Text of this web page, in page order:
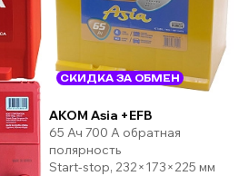
СКИДКА ЗА ОБМЕН
AKOM Asia +EFB
65 Ач 700 А обратная
полярность
Start-stop, 232×173×225 мм